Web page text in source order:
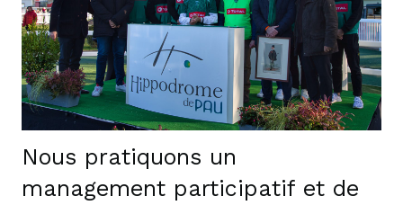
Nous pratiquons un
management participatif et de